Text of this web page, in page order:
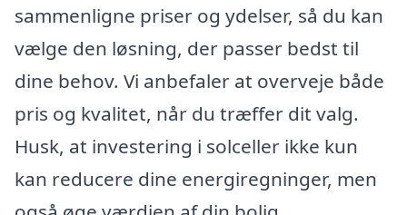
sammenligne priser og ydelser, så du kan
vælge den løsning, der passer bedst til
dine behov. Vi anbefaler at overveje både
pris og kvalitet, når du træffer dit valg.
Husk, at investering i solceller ikke kun
kan reducere dine energiregninger, men